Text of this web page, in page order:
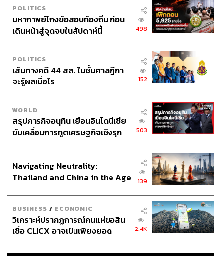
POLITICS
มหากาพย์โกงข้อสอบท้องถิ่น ก่อน
เดินหน้าสู่จุดจบในสัปดาห์นี้
498
POLITICS
เส้นทางคดี 44 สส. ในชั้นศาลฎีกา
จะรู้ผลเมื่อไร
152
WORLD
สรุปภารกิจอนุทิน เยือนอินโดนีเซีย
ขับเคลื่อนการทูตเศรษฐกิจเชิงรุก
503
Navigating Neutrality:
Thailand and China in the Age
139
BUSINESS / ECONOMIC
วิเคราะห์ปรากฏการณ์คนแห่ขอสิน
เชื่อ CLICX อาจเป็นเพียงยอด
เรือนไทยที่ถูกซุกไว้
2.4K